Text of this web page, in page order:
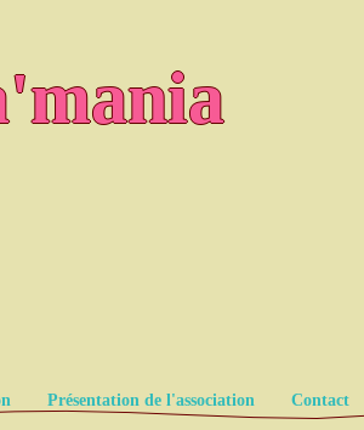
Présentation de l'association Contact